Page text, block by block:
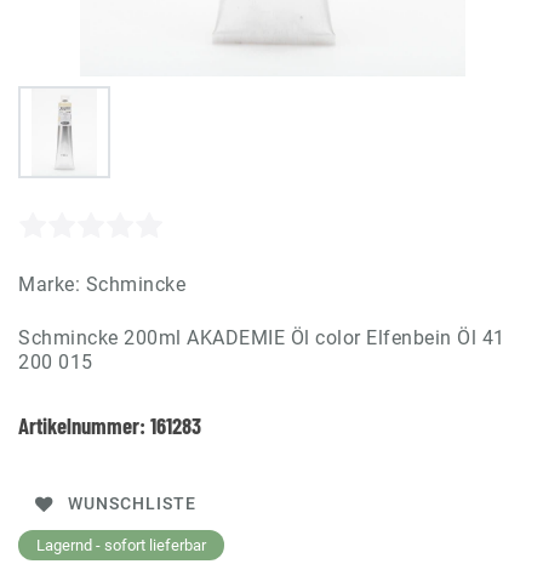
Marke: Schmincke
Schmincke 200ml AKADEMIE Öl color Elfenbein Öl 41
200 015
Artikelnummer: 161283
WUNSCHLISTE
Lagernd - sofort lieferbar